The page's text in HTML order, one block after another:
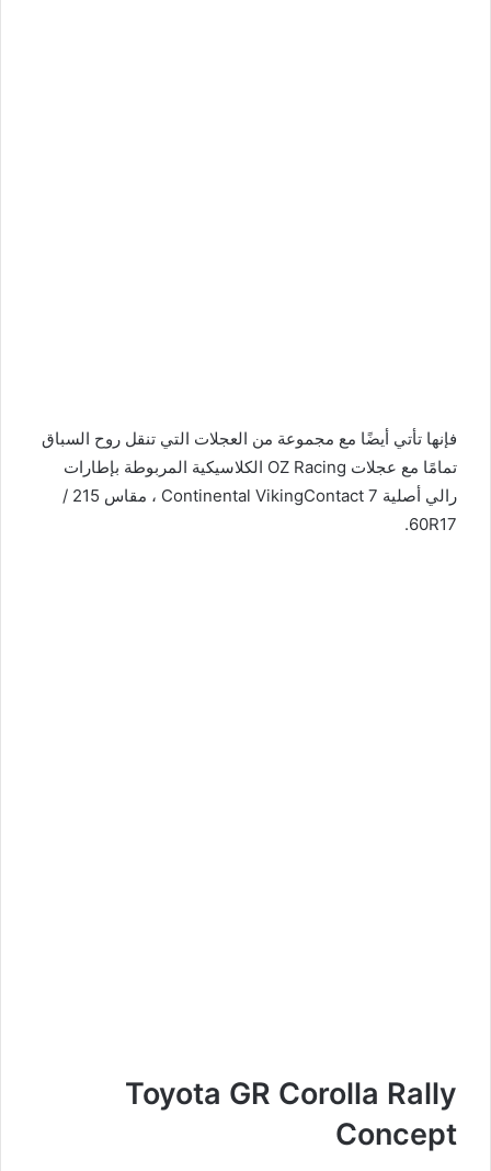
فإنها تأتي أيضًا مع مجموعة من العجلات التي تنقل روح السباق
تمامًا مع عجلات OZ Racing الكلاسيكية المربوطة بإطارات
رالي أصلية Continental VikingContact 7 ، مقاس 215 /
60R17.
Toyota GR Corolla Rally
Concept